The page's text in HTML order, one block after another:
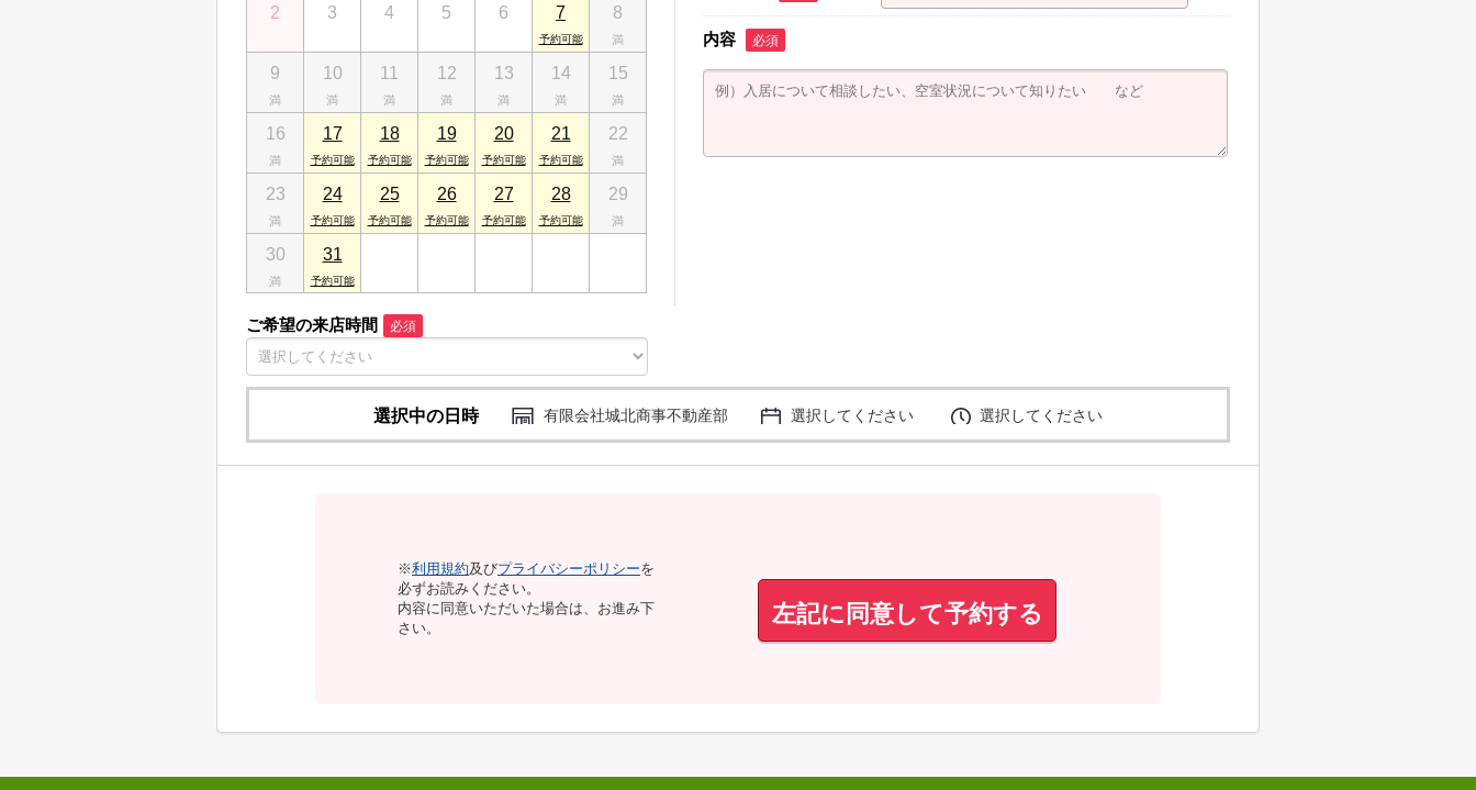
2 3 4 5 6 7 8
9 10 11 12 13 14 15
16 17 18 19 20 21 22
23 24 25 26 27 28 29
30 31
ご希望の来店時間 必須
内容 必須
選択中の日時 有限会社城北商事不動産部 選択してください 選択してください
※利用規約及びプライバシーポリシーを
必ずお読みください。
内容に同意いただいた場合は、お進み下
さい。
左記に同意して予約する